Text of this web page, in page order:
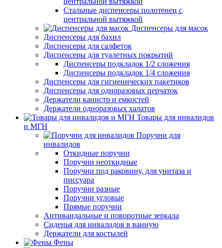
Стальные диспенсеры полотенец с
центральной вытяжкой
Диспенсеры для масок
Диспенсеры для бахил
Диспенсеры для салфеток
Диспенсеры для туалетных покрытий
Диспенсеры подкладок 1/2 сложения
Диспенсеры подкладок 1/4 сложения
Диспенсеры для гигиенических пакетиков
Диспенсеры для одноразовых перчаток
Держатели канистр и емкостей
Держатели одноразовых халатов
Товары для инвалидов
и МГН
Поручни для
инвалидов
Откидные поручни
Поручни неоткидные
Поручни под раковину, для унитаза и
писсуара
Поручни разные
Поручни угловые
Прямые поручни
Антивандальные и поворотные зеркала
Сиденья для инвалидов в ванную
Держатели для костылей
Фены